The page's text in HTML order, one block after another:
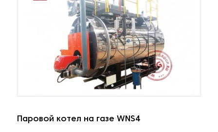
Паровой котел на газе WNS4